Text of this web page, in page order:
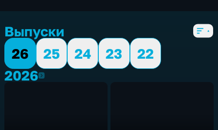
Выпуски
26
25 24 23
22
20262026